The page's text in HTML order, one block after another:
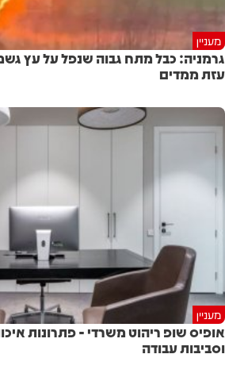
מעניין
גרמניה: כבל מתח גבוה שנפל על עץ
עזת ממדים
מעניין
אופיס שופ ריהוט משרדי - פתרונות
וסביבות עבודה